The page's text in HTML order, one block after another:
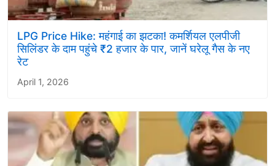
LPG Price Hike: महंगाई का झटका! कमर्शियल एलपीजी
सिलिंडर के दाम पहुंचे ₹2 हजार के पार, जानें घरेलू गैस के नए
रेट
April 1, 2026